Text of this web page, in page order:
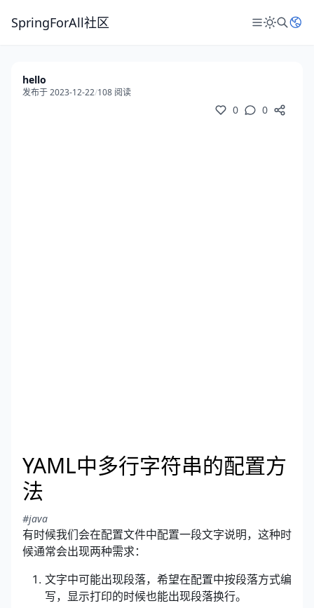
SpringForAll社区
hello
发布于 2023-12-22/108 阅读
0 0
YAML中多行字符串的配置方
法
#java
有时候我们会在配置文件中配置一段文字说明，这种时
候通常会出现两种需求：
文字中可能出现段落，希望在配置中按段落方式编
写，显示打印的时候也能出现段落换行。